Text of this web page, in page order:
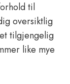
til
oversiktlig
tilgjengelig
like mye